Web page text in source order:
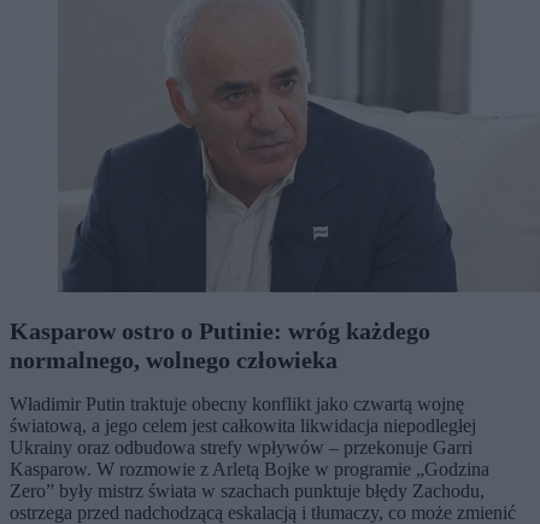
Kasparow ostro o Putinie: wróg każdego
normalnego, wolnego człowieka
Władimir Putin traktuje obecny konflikt jako czwartą wojnę
światową, a jego celem jest całkowita likwidacja niepodległej
Ukrainy oraz odbudowa strefy wpływów – przekonuje Garri
Kasparow. W rozmowie z Arletą Bojke w programie „Godzina
Zero” były mistrz świata w szachach punktuje błędy Zachodu,
ostrzega przed nadchodzącą eskalacją i tłumaczy, co może zmienić